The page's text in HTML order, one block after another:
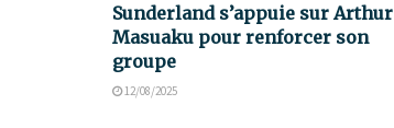
Sunderland s’appuie sur Arthur
Masuaku pour renforcer son
groupe
12/08/2025